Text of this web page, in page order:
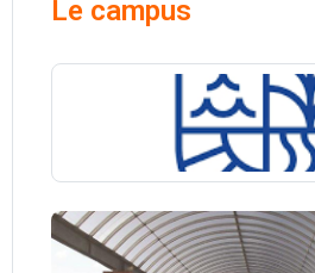
Le campus